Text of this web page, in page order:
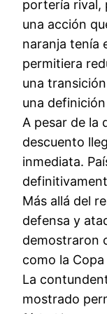
portería rival,
una acción
naranja tenía
permitiera
una
una
A pesar de la
descuento
inmediata.
Más allá del
defensa y
demostraron
como la
La
mostrado